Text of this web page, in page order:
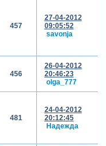
457
27-04-2012
09:05:52
savonja
456
26-04-2012
20:46:23
olga_777
481
24-04-2012
20:12:45
Надежда